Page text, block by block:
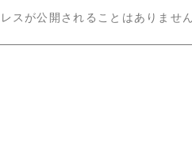
スが公開されることはありませ